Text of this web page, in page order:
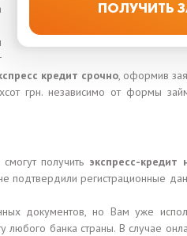
кредит срочно, оформив
грн. независимо от формы
получить экспресс-кредит
подтвердили регистрационные
документов, но Вам уже
любого банка страны. В случае